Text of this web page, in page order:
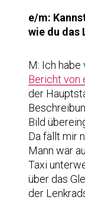
e/m:
wie du das
M: Ich habe
Bericht von
der
Bild
Da fällt mir
Mann war
Taxi
über das
der